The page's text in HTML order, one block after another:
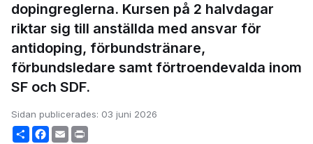
dopingreglerna. Kursen på 2 halvdagar
riktar sig till anställda med ansvar för
antidoping, förbundstränare,
förbundsledare samt förtroendevalda inom
SF och SDF.
Sidan publicerades: 03 juni 2026
ShareFacebook
Email